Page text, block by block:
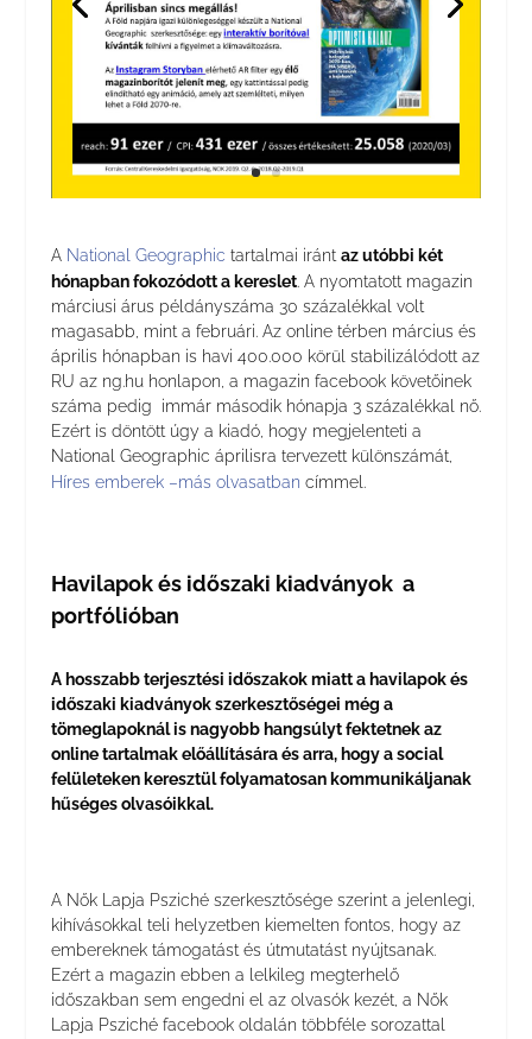
A National Geographic tartalmai irántaz utóbbi két
hónapban fokozódott a kereslet. A nyomtatott magazin
márciusi árus példányszáma 30 százalékkal volt
magasabb, mint a februári. Az online térben március és
április hónapban is havi 400.000 körül stabilizálódott az
RU az ng.hu honlapon, a magazin facebook követőinek
száma pedig immár második hónapja 3 százalékkal nő.
Ezért is döntött úgy a kiadó, hogy megjelenteti a
National Geographic áprilisra tervezett különszámát,
Híres emberek –más olvasatban címmel.
Havilapok és időszaki kiadványok a
portfólióban
A hosszabb terjesztési időszakok miatt a havilapok és
időszaki kiadványok szerkesztőségei még a
tömeglapoknál is nagyobb hangsúlyt fektetnek az
online tartalmak előállítására és arra, hogy a social
felületeken keresztül folyamatosan kommunikáljanak
hűséges olvasóikkal.
A Nők Lapja Psziché szerkesztősége szerint a jelenlegi,
kihívásokkal teli helyzetben kiemelten fontos, hogy az
embereknek támogatást és útmutatást nyújtsanak.
Ezért a magazin ebben a lelkileg megterhelő
időszakban sem engedni el az olvasók kezét, a Nők
Lapja Psziché facebook oldalán többféle sorozattal